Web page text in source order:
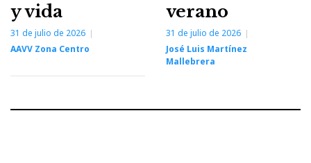
y vida
31 de julio de 2026
AAVV Zona Centro
verano
31 de julio de 2026
José Luis Martínez
Mallebrera